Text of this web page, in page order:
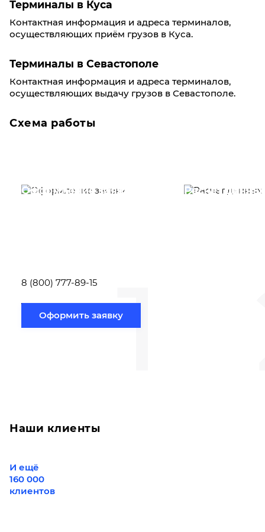
Терминалы в Куса
Контактная информация и адреса терминалов,
осуществляющих приём грузов в Куса.
Терминалы в Севастополе
Контактная информация и адреса терминалов,
осуществляющих выдачу грузов в Севастополе.
Схема работы
1
Оформление заявки
8 (800) 777-89-15
Оформить заявку
Расчет
Наши клиенты
И ещё
160 000
клиентов